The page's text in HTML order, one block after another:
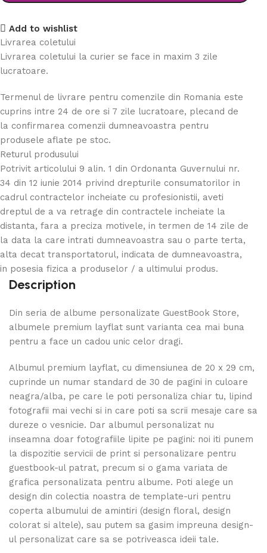
Add to wishlist
Livrarea coletului
Livrarea coletului la curier se face in maxim 3 zile
lucratoare.
Termenul de livrare pentru comenzile din Romania este
cuprins intre 24 de ore si 7 zile lucratoare, plecand de
la confirmarea comenzii dumneavoastra pentru
produsele aflate pe stoc.
Returul produsului
Potrivit articolului 9 alin. 1 din Ordonanta Guvernului nr.
34 din 12 iunie 2014 privind drepturile consumatorilor in
cadrul contractelor incheiate cu profesionistii, aveti
dreptul de a va retrage din contractele incheiate la
distanta, fara a preciza motivele, in termen de 14 zile de
la data la care intrati dumneavoastra sau o parte terta,
alta decat transportatorul, indicata de dumneavoastra,
in posesia fizica a produselor / a ultimului produs.
Description
Din seria de albume personalizate GuestBook Store,
albumele premium layflat sunt varianta cea mai buna
pentru a face un cadou unic celor dragi.
Albumul premium layflat, cu dimensiunea de 20 x 29 cm,
cuprinde un numar standard de 30 de pagini in culoare
neagra/alba, pe care le poti personaliza chiar tu, lipind
fotografii mai vechi si in care poti sa scrii mesaje care sa
dureze o vesnicie. Dar albumul personalizat nu
inseamna doar fotografiile lipite pe pagini: noi iti punem
la dispozitie servicii de print si personalizare pentru
guestbook-ul patrat, precum si o gama variata de
grafica personalizata pentru albume. Poti alege un
design din colectia noastra de template-uri pentru
coperta albumului de amintiri (design floral, design
colorat si altele), sau putem sa gasim impreuna design-
ul personalizat care sa se potriveasca ideii tale.